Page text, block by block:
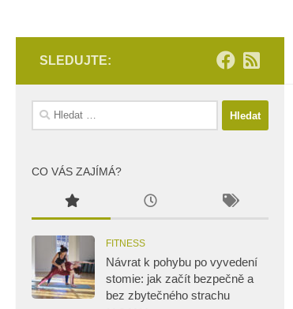
SLEDUJTE:
Vyhledávání
CO VÁS ZAJÍMÁ?
FITNESS
Návrat k pohybu po vyvedení
stomie: jak začít bezpečně a
bez zbytečného strachu